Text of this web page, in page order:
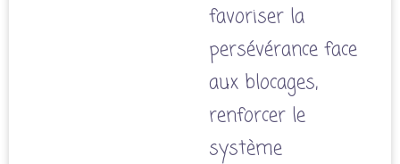
favoriser la
persévérance face
aux blocages,
renforcer le
système